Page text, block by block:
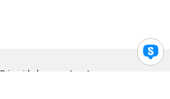
Privacidad Legal